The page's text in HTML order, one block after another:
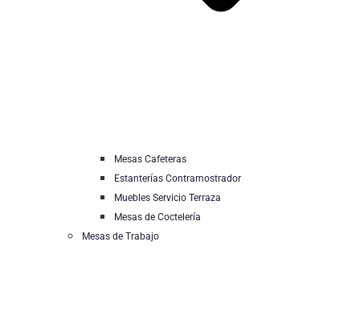
Mesas Cafeteras
Estanterías Contramostrador
Muebles Servicio Terraza
Mesas de Coctelería
Mesas de Trabajo